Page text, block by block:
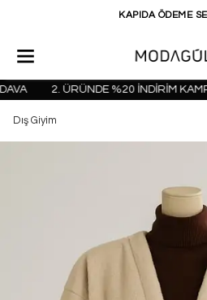
KAPIDA ÖDEME
2. ÜRÜNDE %20 İNDİRİM
Dış Giyim